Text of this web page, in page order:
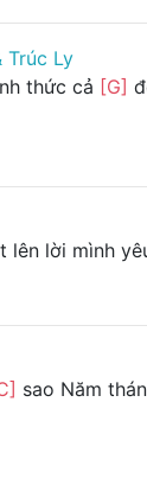
Trúc Ly
thức cả [G]
lên lời mình
sao Năm